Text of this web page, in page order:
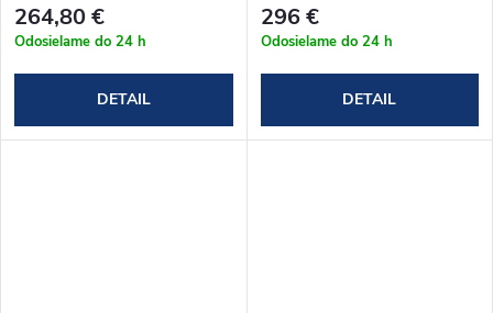
264,80 €
Odosielame do 24 h
DETAIL
296 €
Odosielame do 24 h
DETAIL